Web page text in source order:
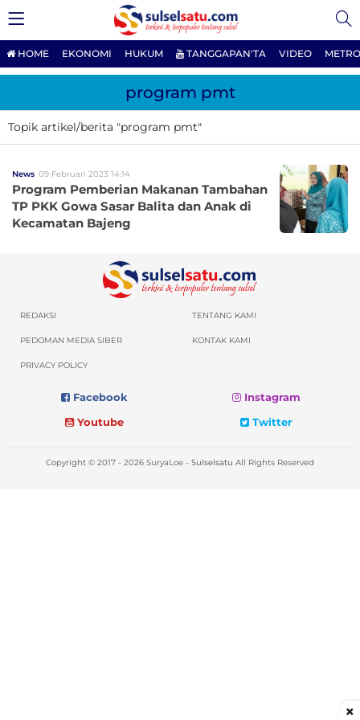
HOME EKONOMI HUKUM TANGGAPAN'TA VIDEO
program pmt
Topik artikel/berita "program pmt"
News 09 Februari 2023 14:14
Program Pemberian Makanan Tambahan
TP PKK Gowa Sasar Balita dan Anak di
Kecamatan Bajeng
REDAKSI TENTANG KAMI
PEDOMAN MEDIA SIBER KONTAK KAMI
PRIVACY POLICY
Facebook
Instagram
Youtube
Twitter
Copyright © 2017 - 2026 SuryaLoe - Sulselsatu All Rights Reserved
×